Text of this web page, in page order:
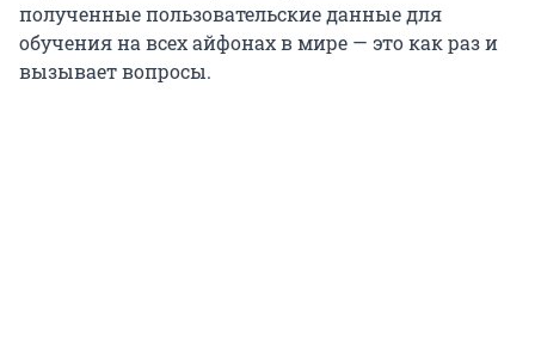
полученные пользовательские данные для
обучения на всех айфонах в мире — это как раз и
вызывает вопросы.